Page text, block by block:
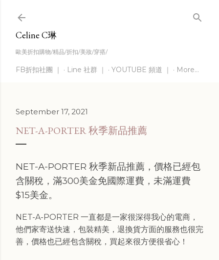
Celine C琳
歐美折扣購物/精品/折扣/美妝/穿搭/
FB折扣社團 ｜ Line 社群 ｜ YOUTUBE 頻道 ｜ More…
September 17, 2021
NET-A-PORTER 秋季新品推薦
NET-A-PORTER 秋季新品推薦，價格已經包
含關稅，滿300美金免國際運費，未滿運費
$15美金。
NET-A-PORTER 一直都是一家很深得我心的電商，
他們家寄送快速，包裝精美，退換貨方面的服務也很完
善，價格也已經包含關稅，買起來很方便很省心！